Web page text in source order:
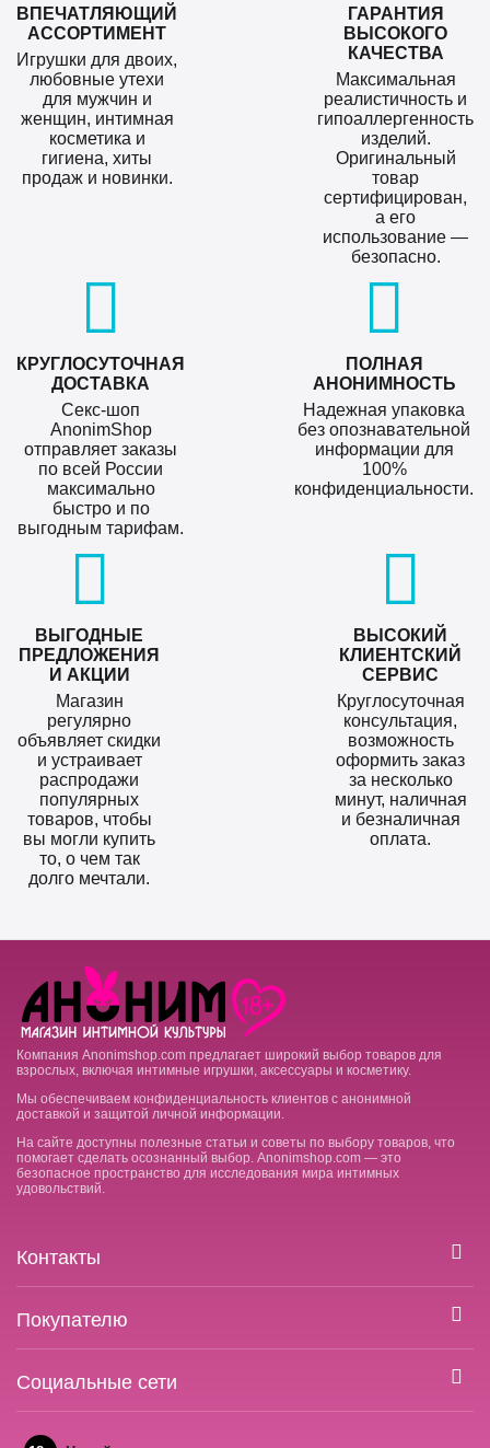
ВПЕЧАТЛЯЮЩИЙ
АССОРТИМЕНТ
Игрушки для двоих,
любовные утехи
для мужчин и
женщин, интимная
косметика и
гигиена, хиты
продаж и новинки.
ГАРАНТИЯ
ВЫСОКОГО
КАЧЕСТВА
Максимальная
реалистичность и
гипоаллергенность
изделий.
Оригинальный
товар
сертифицирован,
а его
использование —
безопасно.
КРУГЛОСУТОЧНАЯ
ДОСТАВКА
Секс-шоп
AnonimShop
отправляет заказы
по всей России
максимально
быстро и по
выгодным тарифам.
ПОЛНАЯ
АНОНИМНОСТЬ
Надежная упаковка
без опознавательной
информации для
100%
конфиденциальности.
ВЫГОДНЫЕ
ПРЕДЛОЖЕНИЯ
И АКЦИИ
Магазин
регулярно
объявляет скидки
и устраивает
распродажи
популярных
товаров, чтобы
вы могли купить
то, о чем так
долго мечтали.
ВЫСОКИЙ
КЛИЕНТСКИЙ
СЕРВИС
Круглосуточная
консультация,
возможность
оформить заказ
за несколько
минут, наличная
и безналичная
оплата.
Компания Anonimshop.com предлагает широкий выбор товаров для
взрослых, включая интимные игрушки, аксессуары и косметику.
Мы обеспечиваем конфиденциальность клиентов с анонимной
доставкой и защитой личной информации.
На сайте доступны полезные статьи и советы по выбору товаров, что
помогает сделать осознанный выбор. Anonimshop.com — это
безопасное пространство для исследования мира интимных
удовольствий.
Контакты
Покупателю
Социальные сети